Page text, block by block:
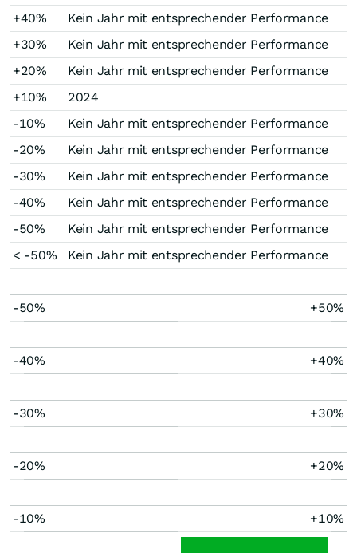
+40%
Kein Jahr mit entsprechender Performance
+30%
Kein Jahr mit entsprechender Performance
+20%
Kein Jahr mit entsprechender Performance
+10%
2024
-10%
Kein Jahr mit entsprechender Performance
-20%
Kein Jahr mit entsprechender Performance
-30%
Kein Jahr mit entsprechender Performance
-40%
Kein Jahr mit entsprechender Performance
-50%
Kein Jahr mit entsprechender Performance
< -50%
Kein Jahr mit entsprechender Performance
-50% +50%
-40% +40%
-30% +30%
-20% +20%
-10% +10%